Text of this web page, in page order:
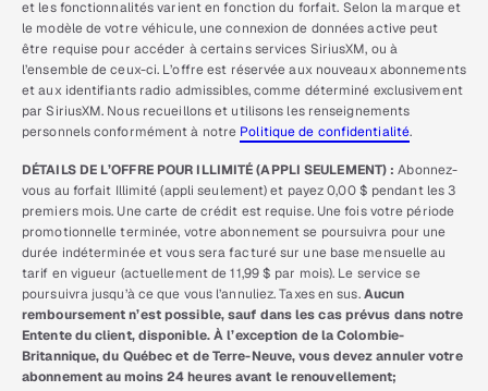
et les fonctionnalités varient en fonction du forfait. Selon la marque et
le modèle de votre véhicule, une connexion de données active peut
être requise pour accéder à certains services SiriusXM, ou à
l’ensemble de ceux-ci. L’offre est réservée aux nouveaux abonnements
et aux identifiants radio admissibles, comme déterminé exclusivement
par SiriusXM. Nous recueillons et utilisons les renseignements
personnels conformément à notre Politique de confidentialité.
DÉTAILS DE L’OFFRE POUR ILLIMITÉ (APPLI SEULEMENT) : Abonnez-
vous au forfait Illimité (appli seulement) et payez 0,00 $ pendant les 3
premiers mois. Une carte de crédit est requise. Une fois votre période
promotionnelle terminée, votre abonnement se poursuivra pour une
durée indéterminée et vous sera facturé sur une base mensuelle au
tarif en vigueur (actuellement de 11,99 $ par mois). Le service se
poursuivra jusqu’à ce que vous l’annuliez. Taxes en sus.Aucun
remboursement n’est possible, sauf dans les cas prévus dans notre
Entente du client, disponible. À l’exception de la Colombie-
Britannique, du Québec et de Terre-Neuve, vous devez annuler votre
abonnement au moins 24 heures avant le renouvellement;